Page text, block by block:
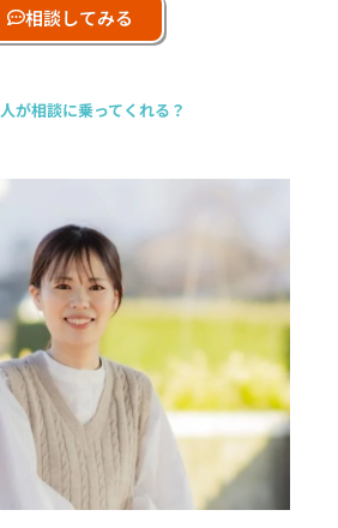
相談してみる
が相談に乗ってくれる？